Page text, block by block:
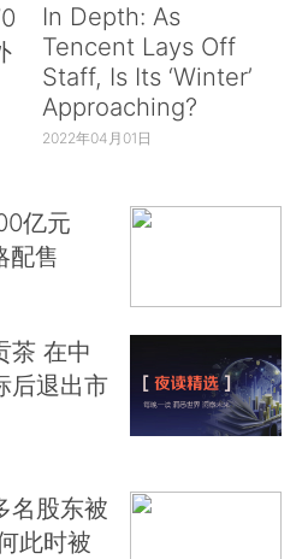
In Depth: As
Tencent Lays Off
Staff, Is Its ‘Winter’
Approaching?
2022年04月01日
亿元
配售
茶 在中
后退出市
名股东被
此时被